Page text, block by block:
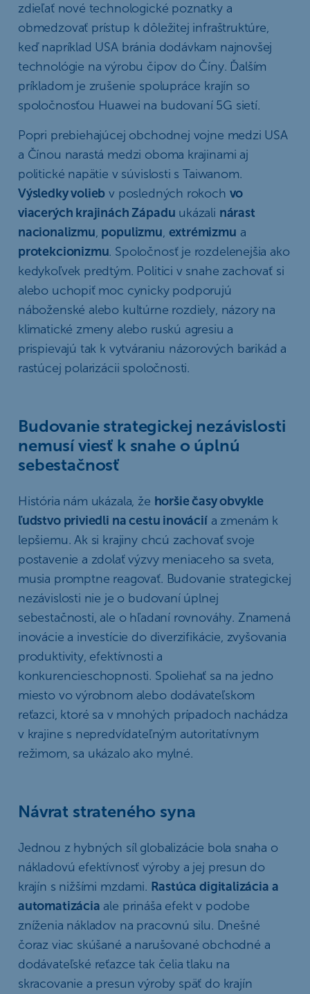
zdieľať nové technologické poznatky a
obmedzovať prístup k dôležitej infraštruktúre,
keď napríklad USA bránia dodávkam najnovšej
technológie na výrobu čipov do Číny. Ďalším
príkladom je zrušenie spolupráce krajín so
spoločnosťou Huawei na budovaní 5G sietí.
Popri prebiehajúcej obchodnej vojne medzi USA
a Čínou narastá medzi oboma krajinami aj
politické napätie v súvislosti s Taiwanom.
Výsledky volieb v posledných rokoch vo
viacerých krajinách Západu ukázali nárast
nacionalizmu, populizmu, extrémizmu a
protekcionizmu. Spoločnosť je rozdelenejšia ako
kedykoľvek predtým. Politici v snahe zachovať si
alebo uchopiť moc cynicky podporujú
náboženské alebo kultúrne rozdiely, názory na
klimatické zmeny alebo ruskú agresiu a
prispievajú tak k vytváraniu názorových barikád a
rastúcej polarizácii spoločnosti.
Budovanie strategickej nezávislosti
nemusí viesť k snahe o úplnú
sebestačnosť
História nám ukázala, že horšie časy obvykle
ľudstvo priviedli na cestu inováciía zmenám k
lepšiemu. Ak si krajiny chcú zachovať svoje
postavenie a zdolať výzvy meniaceho sa sveta,
musia promptne reagovať. Budovanie strategickej
nezávislosti nie je o budovaní úplnej
sebestačnosti, ale o hľadaní rovnováhy. Znamená
inovácie a investície do diverzifikácie, zvyšovania
produktivity, efektívnosti a
konkurencieschopnosti. Spoliehať sa na jedno
miesto vo výrobnom alebo dodávateľskom
reťazci, ktoré sa v mnohých prípadoch nachádza
v krajine s nepredvídateľným autoritatívnym
režimom, sa ukázalo ako mylné.
Návrat strateného syna
Jednou z hybných síl globalizácie bola snaha o
nákladovú efektívnosť výroby a jej presun do
krajín s nižšími mzdami. Rastúca digitalizácia a
automatizácia ale prináša efekt v podobe
zníženia nákladov na pracovnú silu. Dnešné
čoraz viac skúšané a narušované obchodné a
dodávateľské reťazce tak čelia tlaku na
skracovanie a presun výroby späť do krajín